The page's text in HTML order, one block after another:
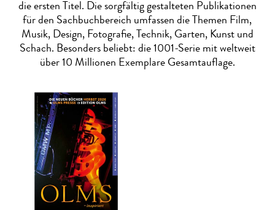
die ersten Titel. Die sorgfältig gestalteten Publikationen
für den Sachbuchbereich umfassen die Themen Film,
Musik, Design, Fotografie, Technik, Garten, Kunst und
Schach. Besonders beliebt: die 1001-Serie mit weltweit
über 10 Millionen Exemplare Gesamtauflage.